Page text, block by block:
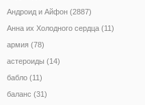
Андроид и Айфон (2887)
Анна их Холодного сердца (11)
армия (78)
астероиды (14)
бабло (11)
баланс (31)